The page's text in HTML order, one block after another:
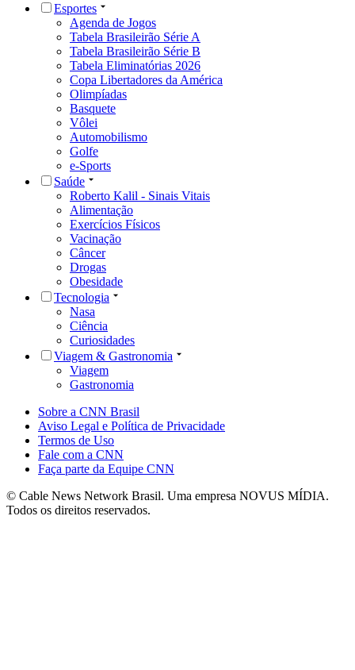
Esportes
Agenda de Jogos
Tabela Brasileirão Série A
Tabela Brasileirão Série B
Tabela Eliminatórias 2026
Copa Libertadores da América
Olimpíadas
Basquete
Vôlei
Automobilismo
Golfe
e-Sports
Saúde
Roberto Kalil - Sinais Vitais
Alimentação
Exercícios Físicos
Vacinação
Câncer
Drogas
Obesidade
Tecnologia
Nasa
Ciência
Curiosidades
Viagem & Gastronomia
Viagem
Gastronomia
Sobre a CNN Brasil
Aviso Legal e Política de Privacidade
Termos de Uso
Fale com a CNN
Faça parte da Equipe CNN
© Cable News Network Brasil. Uma empresa NOVUS MÍDIA.
Todos os direitos reservados.